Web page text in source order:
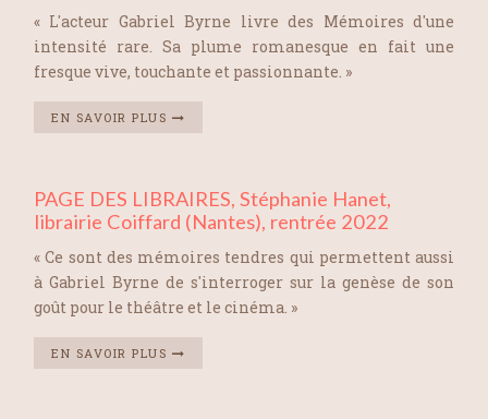
« L'acteur Gabriel Byrne livre des Mémoires d'une
intensité rare. Sa plume romanesque en fait une
fresque vive, touchante et passionnante. »
EN SAVOIR PLUS
PAGE DES LIBRAIRES, Stéphanie Hanet,
librairie Coiffard (Nantes), rentrée 2022
« Ce sont des mémoires tendres qui permettent aussi
à Gabriel Byrne de s'interroger sur la genèse de son
goût pour le théâtre et le cinéma. »
EN SAVOIR PLUS